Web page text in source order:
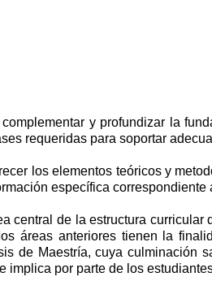
y profundizar la
requeridas para soportar
los elementos teóricos y
específica
central de la estructura curricular
áreas anteriores tienen la
de Maestría, cuya
por parte de los